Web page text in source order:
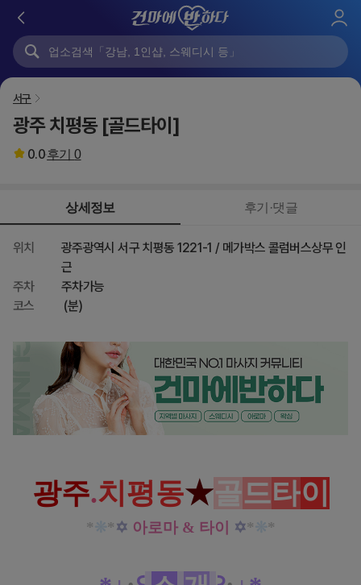
로
서구
광주 치평동 [골드타이]
0.0후기0
상세정보 후기·댓글
위치
광주광역시 서구 치평동 1221-1 / 메가박스 콜럼버스상무 인
근
주차
주차가능
코스
(분)
광주.치평동★골드타이
* *✡ 아로마 & 타이 ✡* *